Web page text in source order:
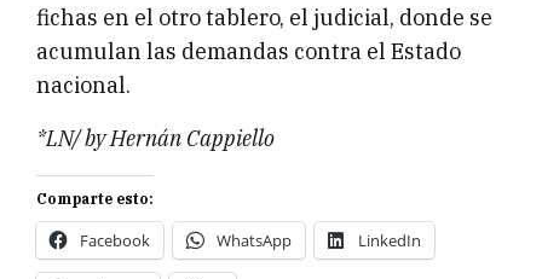
fichas en el otro tablero, el judicial, donde se
acumulan las demandas contra el Estado
nacional.
*LN/ by Hernán Cappiello
Comparte esto:
Facebook WhatsApp LinkedIn